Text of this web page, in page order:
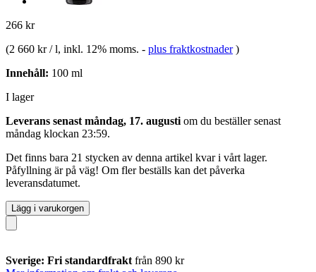
266 kr
(2 660 kr / l, inkl. 12% moms. - plus fraktkostnader )
Innehåll: 100 ml
I lager
Leverans senast måndag, 17. augusti om du beställer senast
måndag klockan 23:59.
Det finns bara 21 stycken av denna artikel kvar i vårt lager.
Påfyllning är på väg! Om fler beställs kan det påverka
leveransdatumet.
Lägg i varukorgen
Sverige: Fri standardfrakt från 890 kr